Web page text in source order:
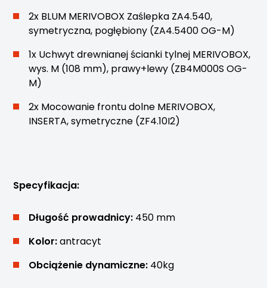
2x BLUM MERIVOBOX Zaślepka ZA4.540,
symetryczna, pogłębiony (ZA4.5400 OG-M)
1x Uchwyt drewnianej ścianki tylnej MERIVOBOX,
wys. M (108 mm), prawy+lewy (ZB4M000S OG-
M)
2x Mocowanie frontu dolne MERIVOBOX,
INSERTA, symetryczne (ZF4.10I2)
Specyfikacja:
Długość prowadnicy: 450 mm
Kolor:antracyt
Obciążenie dynamiczne: 40kg